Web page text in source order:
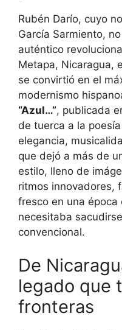
Rubén Darío, cuyo
García Sarmiento,
auténtico
Metapa, Nicaragua,
se convirtió en el
modernismo
“Azul…”, publicada
de tuerca a la
elegancia,
que dejó a más de
estilo, lleno de
ritmos innovadores,
fresco en una
necesitaba
convencional.
De
legado que
fronteras